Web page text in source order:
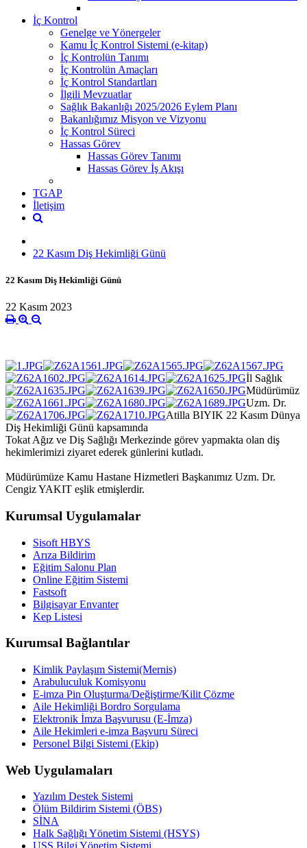
İç Kontrol
Genelge ve Yönergeler
Kamu İç Kontrol Sistemi (e-kitap)
İç Kontrolün Tanımı
İç Kontrolün Amaçları
İç Kontrol Standartları
İlgili Mevzuatlar
Sağlık Bakanlığı 2025/2026 Eylem Planı
Bakanlığımız Misyon ve Vizyonu
İç Kontrol Süreci
Hassas Görev
Hassas Görev Tanımı
Hassas Görev İş Akışı
TGAP
İletişim
22 Kasım Diş Hekimliği Günü
22 Kasım Diş Hekimliği Günü
22 Kasım 2023
İl Sağlık
Müdürümüz
Uzm. Dr.
Atilla BIYIK 22 Kasım Dünya
Diş Hekimliği Günü kapsamında
Tokat Ağız ve Diş Sağlığı Merkezinde görev yapmakta olan diş
hekimlerimizi ziyaret ederek günlerini kutladı.
Müdürümüze Kamu Hastane Hizmetleri Başkanımız Uzm. Dr.
Cengiz YAKIT eşlik etmişlerdir.
Kurumsal Uygulamalar
Sisoft HBYS
Arıza Bildirim
Eğitim Salonu Plan
Online Eğitim Sistemi
Fastsoft
Bilgisayar Envanter
Kep Listesi
Kurumsal Bağlantılar
Kimlik Paylaşım Sistemi(Mernis)
Arabuluculuk Komisyonu
E-imza Pin Oluşturma/Değiştirme/Kilit Çözme
Aile Hekimliği Bordro Sorgulama
Elektronik İmza Başvurusu (E-İmza)
Aile Hekimleri e-imza Başvuru Süreci
Personel Bilgi Sistemi (Ekip)
Web Uygulamaları
Yazılım Destek Sistemi
Ölüm Bildirim Sistemi (ÖBS)
SİNA
Halk Sağlığı Yönetim Sistemi (HSYS)